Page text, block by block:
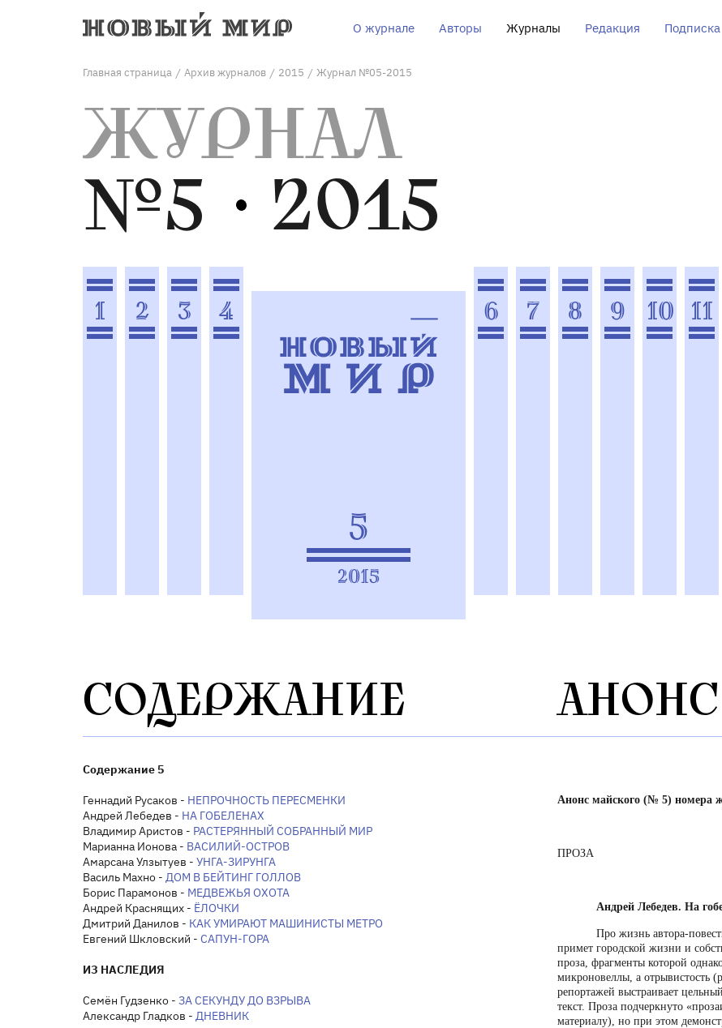
О журнале Авторы Журналы Редакция Подписка
Главная страница / Архив журналов / 2015 / Журнал №05-2015
ЖУРНАЛ
№5
2015
1 2 3 4
5
2015
6 7 8 9 10 11
СОДЕРЖАНИЕ
Содержание 5
Геннадий Русаков - НЕПРОЧНОСТЬ ПЕРЕСМЕНКИ
Андрей Лебедев - НА ГОБЕЛЕНАХ
Владимир Аристов - РАСТЕРЯННЫЙ СОБРАННЫЙ МИР
Марианна Ионова - ВАСИЛИЙ-ОСТРОВ
Амарсана Улзытуев - УНГА-ЗИРУНГА
Василь Махно - ДОМ В БЕЙТИНГ ГОЛЛОВ
Борис Парамонов - МЕДВЕЖЬЯ ОХОТА
Андрей Краснящих - ЁЛОЧКИ
Дмитрий Данилов - КАК УМИРАЮТ МАШИНИСТЫ МЕТРО
Евгений Шкловский - САПУН-ГОРА
ИЗ НАСЛЕДИЯ
Семён Гудзенко - ЗА СЕКУНДУ ДО ВЗРЫВА
Александр Гладков - ДНЕВНИК
АНОНС
Анонс майского (№ 5) номера
ПРОЗА
Андрей Лебедев. На
Про жизнь автора-
примет городской жизни и
проза, фрагменты которой
микроновеллы, а отрывистость
репортажей выстраивает
текст. Проза подчеркнуто
материалу), но при этом